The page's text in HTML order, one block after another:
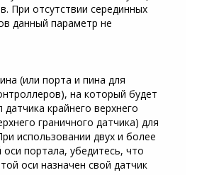
При отсутствии серединных
данный параметр не
(или порта и пина для
на который будет
датчика крайнего верхнего
граничного датчика) для
использовании двух и более
портала, убедитесь, что
оси назначен свой датчик